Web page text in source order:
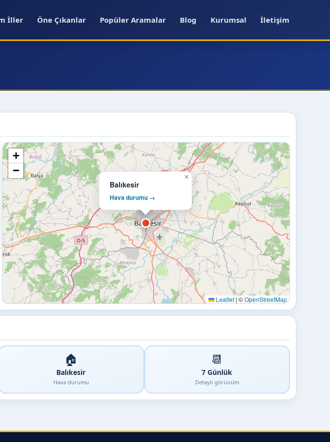
İller Öne Çıkanlar Popüler Aramalar Blog Kurumsal İletişim
Balıkesir
Hava durumu →
×
+
−
Leaflet | ©OpenStreetMap
🏠
Balıkesir
Hava durumu
📆
7 Günlük
Detaylı görünüm